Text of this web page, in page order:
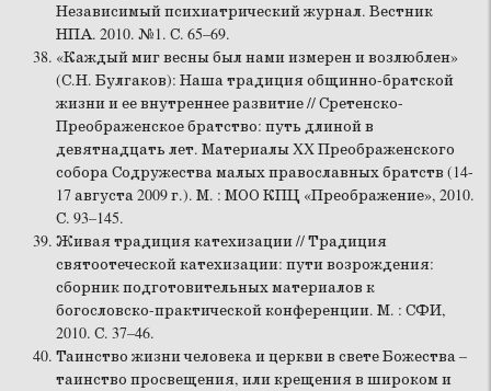
Независимый психиатрический журнал. Вестник
НПА. 2010. №1. С. 65–69.
«Каждый миг весны был нами измерен и возлюблен»
(С.Н. Булгаков): Наша традиция общинно-братской
жизни и ее внутреннее развитие // Сретенско-
Преображенское братство: путь длиной в
девятнадцать лет. Материалы XX Преображенского
собора Содружества малых православных братств (14-
17 августа 2009 г.). М. : МОО КПЦ «Преображение», 2010.
С. 93–145.
Живая традиция катехизации // Традиция
святоотеческой катехизации: пути возрождения:
сборник подготовительных материалов к
богословско-практической конференции. М. : СФИ,
2010. С. 37–46.
Таинство жизни человека и церкви в свете Божества –
таинство просвещения, или крещения в широком и